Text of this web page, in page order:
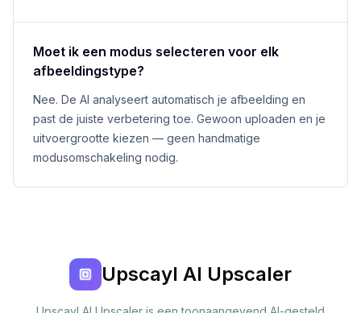
Moet ik een modus selecteren voor elk
afbeeldingstype?
Nee. De AI analyseert automatisch je afbeelding en
past de juiste verbetering toe. Gewoon uploaden en je
uitvoergrootte kiezen — geen handmatige
modusomschakeling nodig.
Upscayl AI Upscaler